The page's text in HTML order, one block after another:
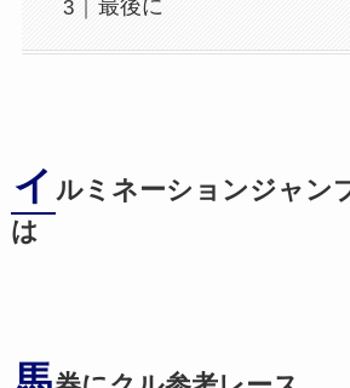
最後に
イ ルミネーションジャン
は